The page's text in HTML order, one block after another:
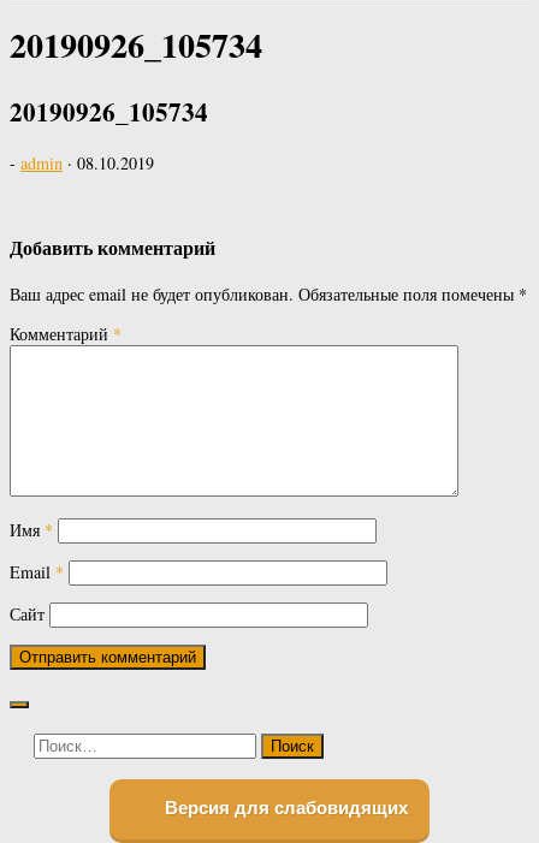
20190926_105734
20190926_105734
- admin · 08.10.2019
Добавить комментарий
Ваш адрес email не будет опубликован. Обязательные поля помечены *
Комментарий *
Имя *
Email *
Сайт
Найти:
Версия для слабовидящих